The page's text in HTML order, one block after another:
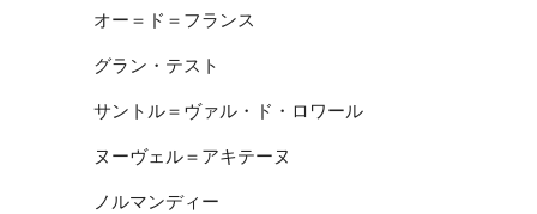
オー＝ド＝フランス
グラン・テスト
サントル＝ヴァル・ド・ロワール
ヌーヴェル＝アキテーヌ
ノルマンディー